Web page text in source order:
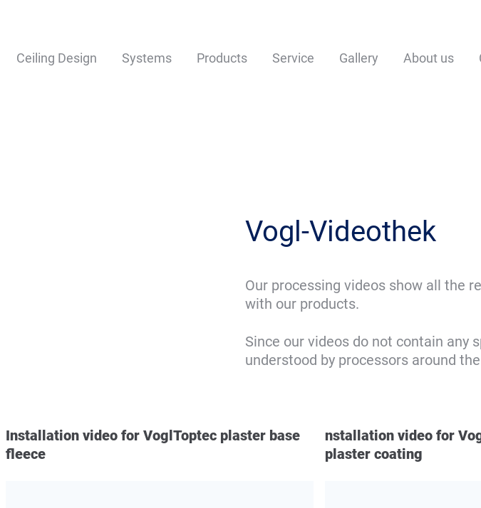
Ceiling Design Systems Products Service Gallery About us
Vogl-Videothek
Our processing videos show all the
with our products.
Since our videos do not contain any
understood by processors around
Installation video for VoglToptec plaster base
fleece
nstallation video for
plaster coating